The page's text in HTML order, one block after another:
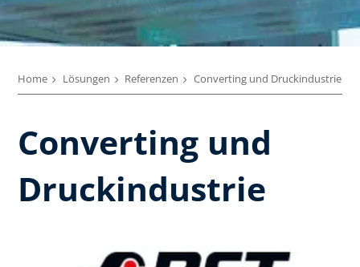
Home Lösungen Referenzen Converting und Druckindustrie
Converting und
Druckindustrie